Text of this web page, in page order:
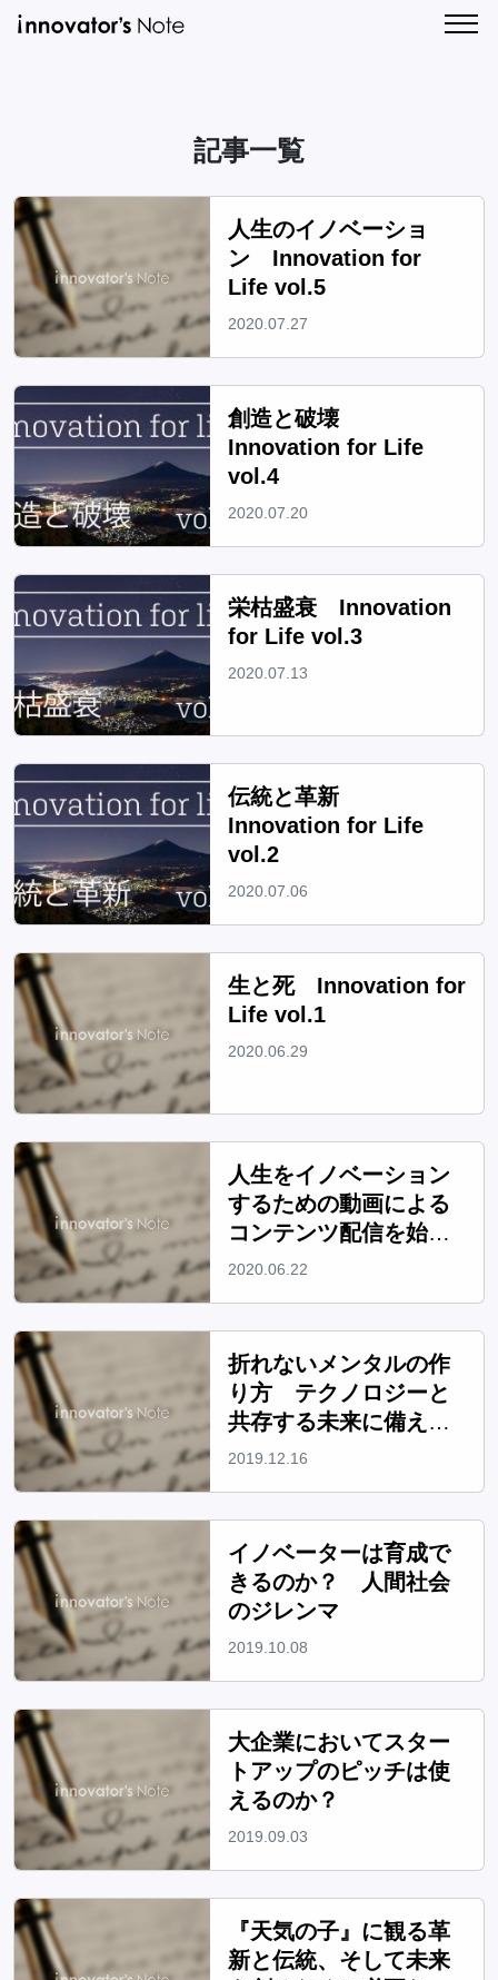
覧
記事一覧
人生のイノベーショ
ン Innovation for
Life vol.5
2020.07.27
創造と破壊
Innovation for Life
vol.4
2020.07.20
栄枯盛衰 Innovation
for Life vol.3
2020.07.13
伝統と革新
Innovation for Life
vol.2
2020.07.06
生と死 Innovation for
Life vol.1
2020.06.29
人生をイノベーション
するための動画による
コンテンツ配信を始め
ます！
2020.06.22
折れないメンタルの作
り方 テクノロジーと
共存する未来に備える
ために
2019.12.16
イノベーターは育成で
きるのか？ 人間社会
のジレンマ
2019.10.08
大企業においてスター
トアップのピッチは使
えるのか？
2019.09.03
『天気の子』に観る革
新と伝統、そして未来